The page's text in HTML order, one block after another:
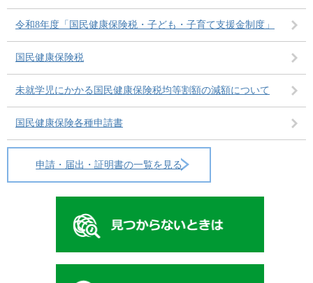
令和8年度「国民健康保険税・子ども・子育て支援金制度」
国民健康保険税
未就学児にかかる国民健康保険税均等割額の減額について
国民健康保険各種申請書
申請・届出・証明書の一覧を見る